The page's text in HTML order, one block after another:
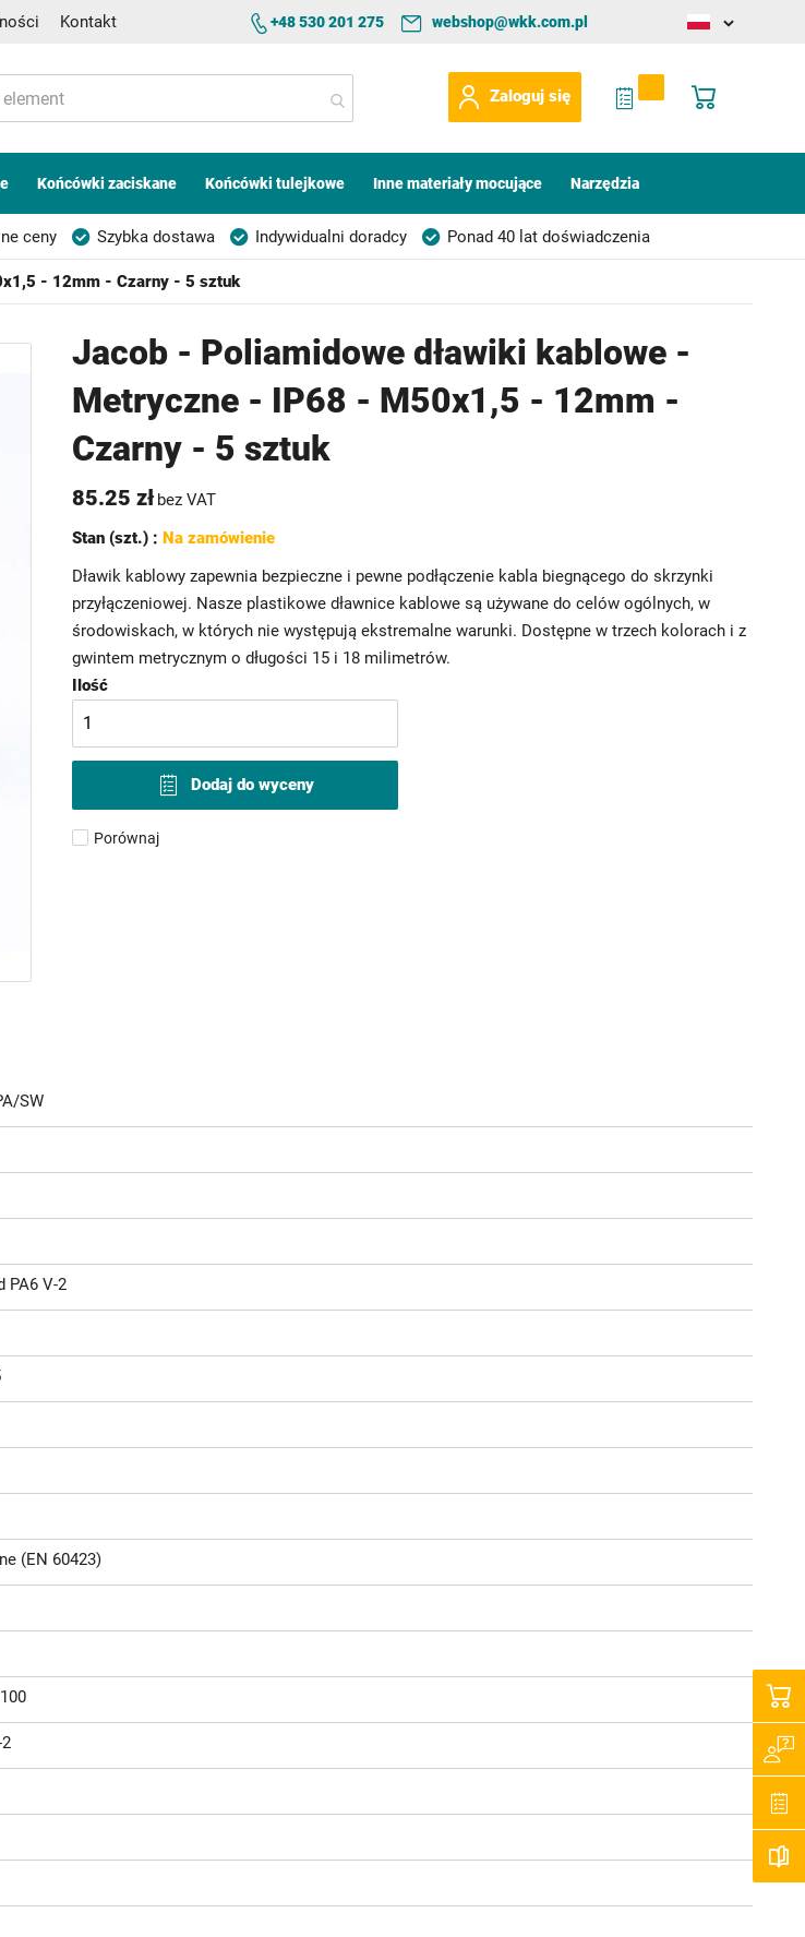
Kontakt webshop@wkk.com.pl
+48 530 201 275
Change
Zaloguj się
Mój koszyk
My Quote
Końcówki zaciskane Końcówki tulejkowe Inne materiały mocujące Narzędzia
ceny Szybka dostawa Indywidualni doradcy
Ponad 40 lat doświadczenia
- 12mm - Czarny - 5 sztuk
Jacob - Poliamidowe dławiki kablowe -
Metryczne - IP68 - M50x1,5 - 12mm -
Czarny - 5 sztuk
85.25 zł bez VAT
Stan (szt.) : Na zamówienie
Dławik kablowy zapewnia bezpieczne i pewne podłączenie kabla biegnącego do skrzynki
przyłączeniowej. Nasze plastikowe dławnice kablowe są używane do celów ogólnych, w
środowiskach, w których nie występują ekstremalne warunki. Dostępne w trzech kolorach i z
gwintem metrycznym o długości 15 i 18 milimetrów.
Ilość
Dodaj do wyceny
Porównaj
SW
PA6 V-2
(EN 60423)